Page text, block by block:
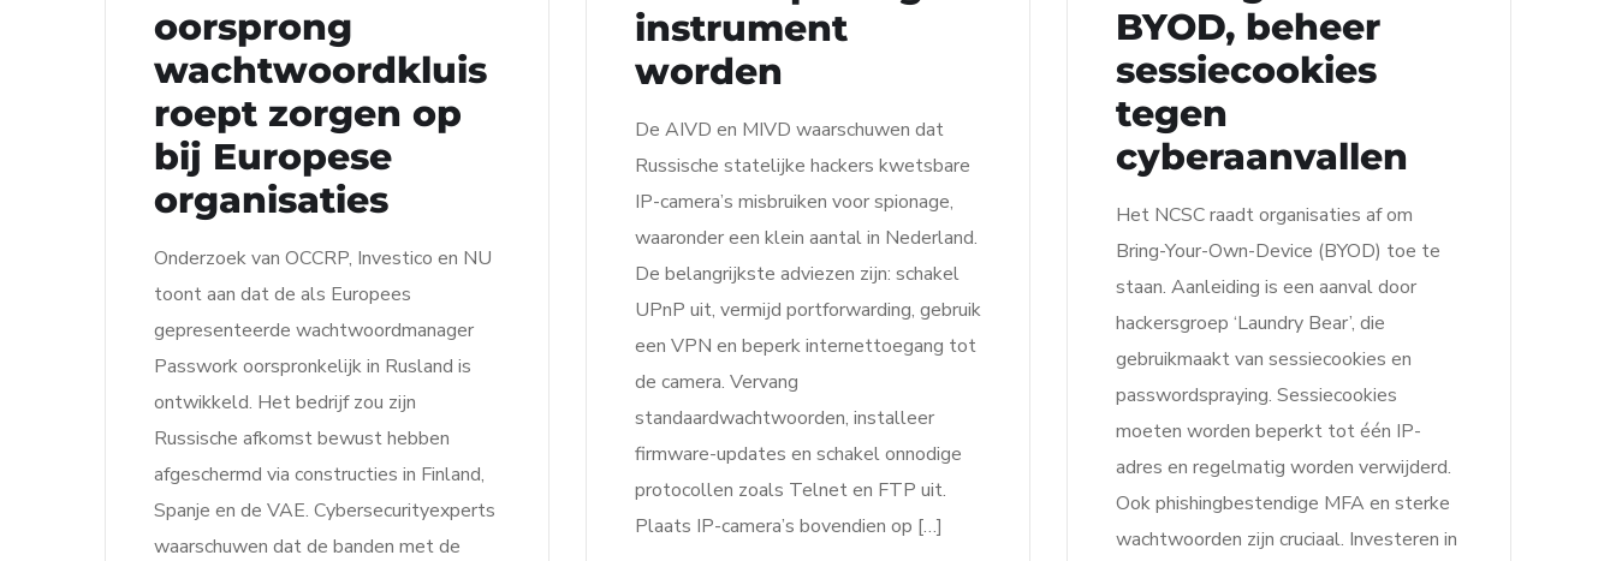
oorsprong
wachtwoordkluis
roept zorgen op
bij Europese
organisaties
Onderzoek van OCCRP, Investico en NU
toont aan dat de als Europees
gepresenteerde wachtwoordmanager
Passwork oorspronkelijk in Rusland is
ontwikkeld. Het bedrijf zou zijn
Russische afkomst bewust hebben
afgeschermd via constructies in Finland,
Spanje en de VAE. Cybersecurityexperts
waarschuwen dat de banden met de
instrument
worden
De AIVD en MIVD waarschuwen dat
Russische statelijke hackers kwetsbare
IP-camera’s misbruiken voor spionage,
waaronder een klein aantal in Nederland.
De belangrijkste adviezen zijn: schakel
UPnP uit, vermijd portforwarding, gebruik
een VPN en beperk internettoegang tot
de camera. Vervang
standaardwachtwoorden, installeer
firmware-updates en schakel onnodige
protocollen zoals Telnet en FTP uit.
Plaats IP-camera’s bovendien op […]
BYOD, beheer
sessiecookies
tegen
cyberaanvallen
Het NCSC raadt organisaties af om
Bring-Your-Own-Device (BYOD) toe te
staan. Aanleiding is een aanval door
hackersgroep ‘Laundry Bear’, die
gebruikmaakt van sessiecookies en
passwordspraying. Sessiecookies
moeten worden beperkt tot één IP-
adres en regelmatig worden verwijderd.
Ook phishingbestendige MFA en sterke
wachtwoorden zijn cruciaal. Investeren in